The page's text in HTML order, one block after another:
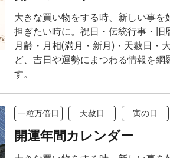
大きな買い物をする時、新しい事を
担ぎたい時に。祝日・伝統行事・旧
月齢・月相(満月・新月)・天赦日・
ど、吉日や運勢にまつわる情報を網
す。
一粒万倍日 天赦日 寅の日
開運年間カレンダー